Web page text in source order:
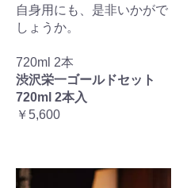
自身用にも、是非いかがで
しょうか。
720ml 2本
渋沢栄一ゴールドセット
720ml 2本入
￥5,600